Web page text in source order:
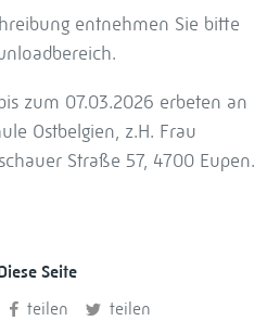
entnehmen Sie bitte
zum 07.03.2026 erbeten an
Ostbelgien, z.H. Frau
Straße 57, 4700 Eupen.
Seite
teilen
teilen